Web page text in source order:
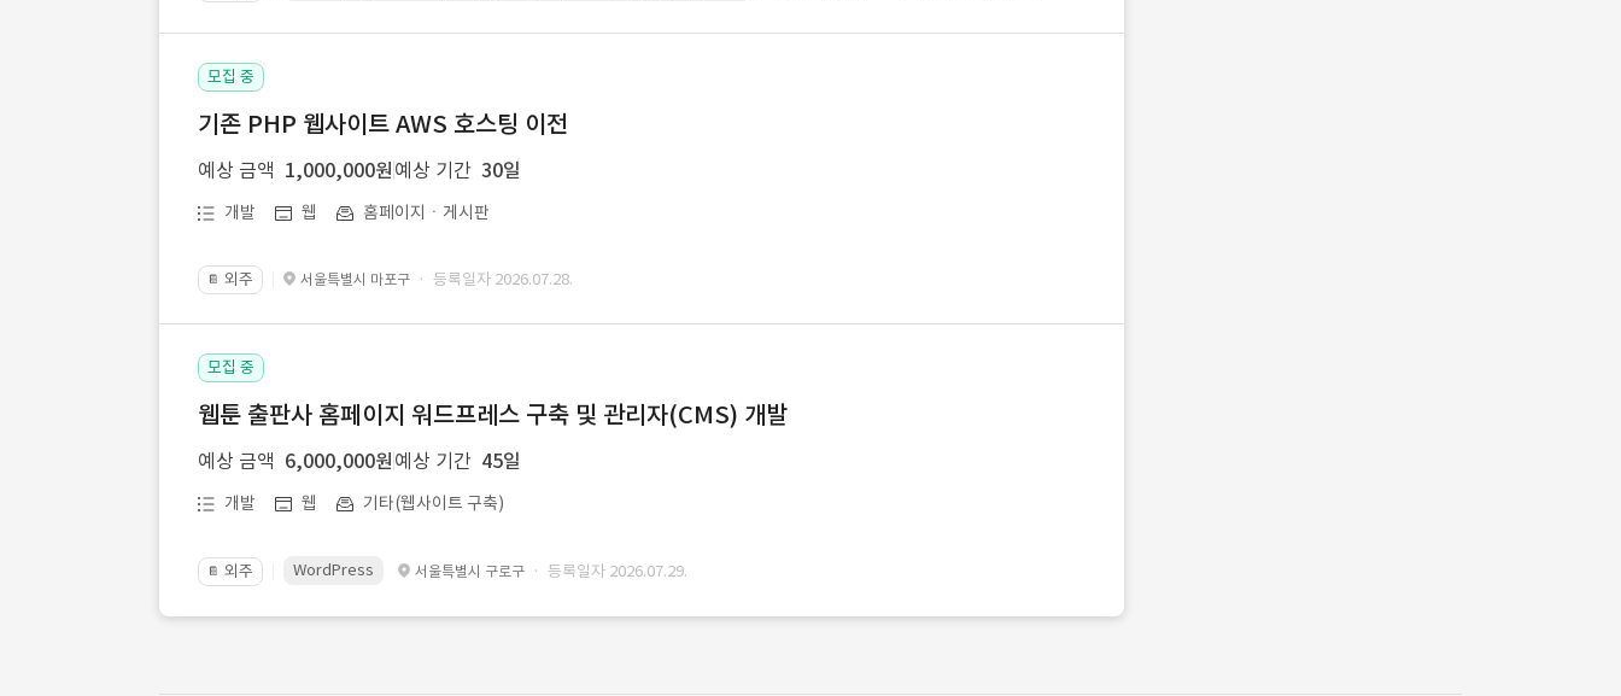
모집 중
기존 PHP 웹사이트 AWS 호스팅 이전
예상 금액 1,000,000원 예상 기간 30일
개발 웹 홈페이지ㆍ게시판
📔 외주 서울특별시 마포구 · 등록일자 2026.07.28.
모집 중
웹툰 출판사 홈페이지 워드프레스 구축 및 관리자(CMS) 개발
예상 금액 6,000,000원 예상 기간 45일
개발 웹 기타(웹사이트 구축)
📔 외주 WordPress 서울특별시 구로구 · 등록일자 2026.07.29.